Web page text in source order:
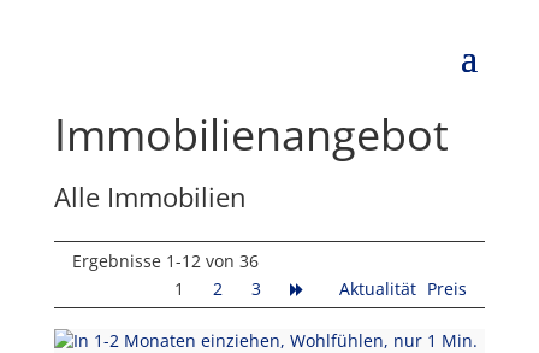
Immobilien­angebot
Alle Immobilien
Ergebnisse 1-12 von 36
1
2 3 Aktualität Preis